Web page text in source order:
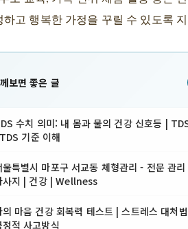
하고 행복한 가정을 꾸릴 수 있도록
보면 좋은 글
수치 의미: 내 몸과 물의 건강 신호등 |
기준 이해
울특별시 마포구 서교동 체형관리 - 전문 관
사지 | 건강 | Wellness
의 마음 건강 회복력 테스트 | 스트레스 대처
정적 사고방식